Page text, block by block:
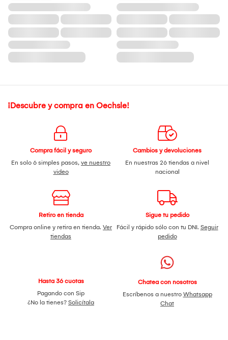
¡Descubre y compra en Oechsle!
Compra fácil y seguro
En solo 6 simples pasos, ve nuestro
video
Cambios y devoluciones
En nuestras 26 tiendas a nivel
nacional
Retiro en tienda
Compra online y retira en tienda. Ver
tiendas
Sigue tu pedido
Fácil y rápido sólo con tu DNI. Seguir
pedido
Hasta 36 cuotas
Pagando con Sip
¿No la tienes? Solicítala
Chatea con nosotros
Escríbenos a nuestro Whatsapp
Chat